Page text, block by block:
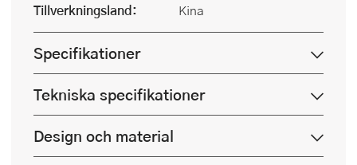
Tillverkningsland:
Kina
Specifikationer
Tekniska specifikationer
Design och material